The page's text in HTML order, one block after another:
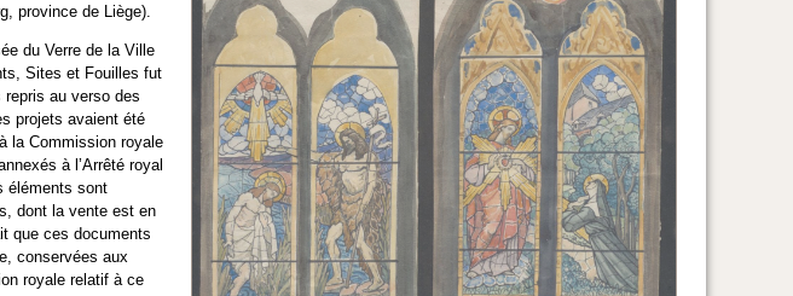
province de Liège).
du Verre de la Ville
Sites et Fouilles fut
au verso des
projets avaient été
la Commission royale
à l’Arrêté royal
éléments sont
dont la vente est en
que ces documents
conservées aux
royale relatif à ce